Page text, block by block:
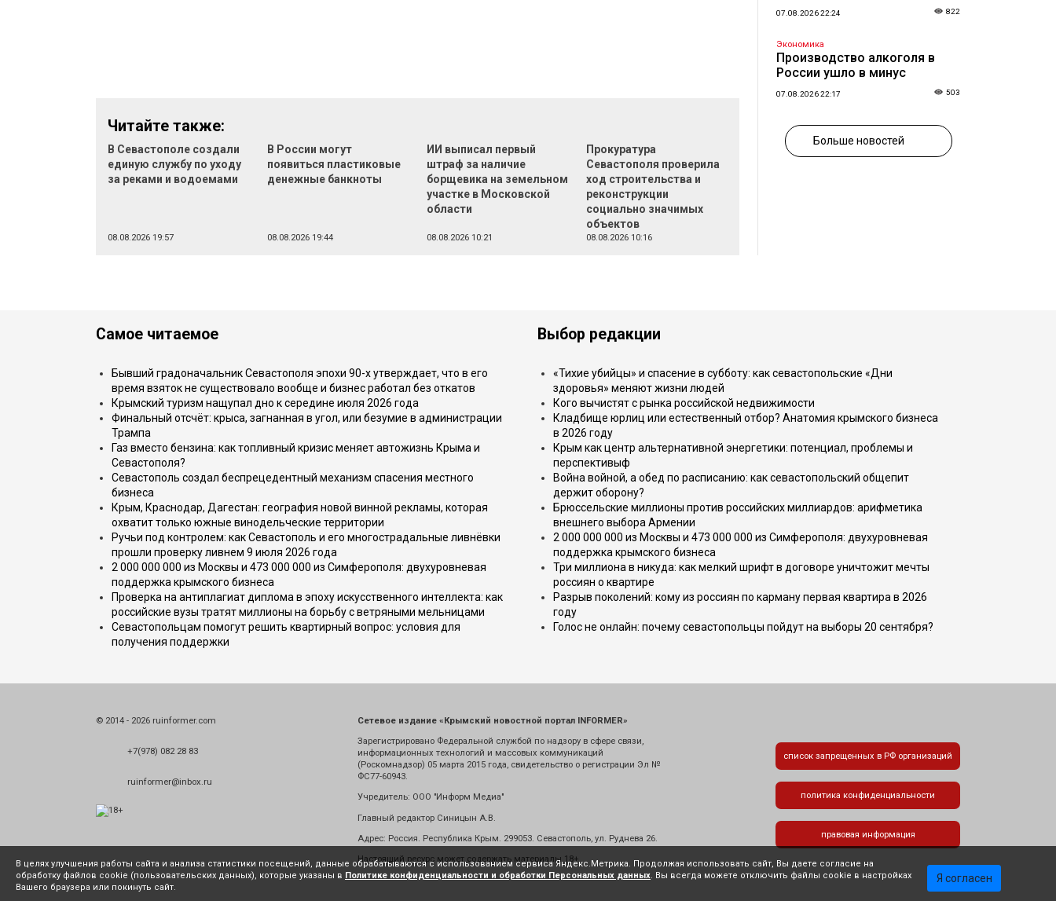
Читайте также:
В Севастополе создали
единую службу по уходу
за реками и водоемами
08.08.2026 19:57
В России могут
появиться пластиковые
денежные банкноты
08.08.2026 19:44
ИИ выписал первый
штраф за наличие
борщевика на земельном
участке в Московской
области
08.08.2026 10:21
Прокуратура
Севастополя проверила
ход строительства и
реконструкции
социально значимых
объектов
08.08.2026 10:16
07.08.2026 22:24 822
Экономика
Производство алкоголя в
России ушло в минус
07.08.2026 22:17 503
Больше новостей
Самое читаемое
Бывший градоначальник Севастополя эпохи 90-х утверждает, что в его
время взяток не существовало вообще и бизнес работал без откатов
Крымский туризм нащупал дно к середине июля 2026 года
Финальный отсчёт: крыса, загнанная в угол, или безумие в администрации
Трампа
Газ вместо бензина: как топливный кризис меняет автожизнь Крыма и
Севастополя?
Севастополь создал беспрецедентный механизм спасения местного
бизнеса
Крым, Краснодар, Дагестан: география новой винной рекламы, которая
охватит только южные винодельческие территории
Ручьи под контролем: как Севастополь и его многострадальные ливнёвки
прошли проверку ливнем 9 июля 2026 года
2 000 000 000 из Москвы и 473 000 000 из Симферополя: двухуровневая
поддержка крымского бизнеса
Проверка на антиплагиат диплома в эпоху искусственного интеллекта: как
российские вузы тратят миллионы на борьбу с ветряными мельницами
Севастопольцам помогут решить квартирный вопрос: условия для
получения поддержки
Выбор редакции
«Тихие убийцы» и спасение в субботу: как севастопольские «Дни
здоровья» меняют жизни людей
Кого вычистят с рынка российской недвижимости
Кладбище юрлиц или естественный отбор? Анатомия крымского бизнеса
в 2026 году
Крым как центр альтернативной энергетики: потенциал, проблемы и
перспективыф
Война войной, а обед по расписанию: как севастопольский общепит
держит оборону?
Брюссельские миллионы против российских миллиардов: арифметика
внешнего выбора Армении
2 000 000 000 из Москвы и 473 000 000 из Симферополя: двухуровневая
поддержка крымского бизнеса
Три миллиона в никуда: как мелкий шрифт в договоре уничтожит мечты
россиян о квартире
Разрыв поколений: кому из россиян по карману первая квартира в 2026
году
Голос не онлайн: почему севастопольцы пойдут на выборы 20 сентября?
© 2014 - 2026 ruinformer.com
+7(978) 082 28 83
ruinformer@inbox.ru
Сетевое издание «Крымский новостной портал INFORMER»
Зарегистрировано Федеральной службой по надзору в сфере связи,
информационных технологий и массовых коммуникаций
(Роскомнадзор) 05 марта 2015 года, свидетельство о регистрации Эл №
ФС77-60943.
Учредитель: ООО "Информ Медиа"
Главный редактор Синицын А.В.
Адрес: Россия. Республика Крым. 299053. Севастополь, ул. Руднева 26.
Настоящий ресурс может содержать материалы 18+
список запрещенных в РФ организаций
политика конфиденциальности
правовая информация
В целях улучшения работы сайта и анализа статистики посещений, данные обрабатываются с использованием сервиса Яндекс.Метрика. Продолжая использовать сайт, Вы даете согласие на
обработку файлов cookie (пользовательских данных), которые указаны в Политике конфиденциальности и обработки Персональных данных. Вы всегда можете отключить файлы cookie в настройках
Вашего браузера или покинуть сайт.
Я согласен